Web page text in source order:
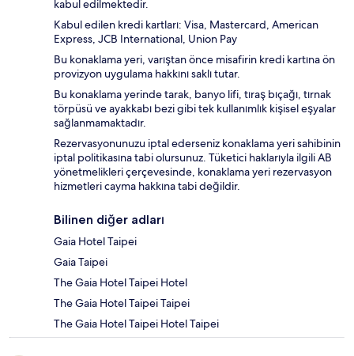
kabul edilmektedir.
Kabul edilen kredi kartları: Visa, Mastercard, American
Express, JCB International, Union Pay
Bu konaklama yeri, varıştan önce misafirin kredi kartına ön
provizyon uygulama hakkını saklı tutar.
Bu konaklama yerinde tarak, banyo lifi, tıraş bıçağı, tırnak
törpüsü ve ayakkabı bezi gibi tek kullanımlık kişisel eşyalar
sağlanmamaktadır.
Rezervasyonunuzu iptal ederseniz konaklama yeri sahibinin
iptal politikasına tabi olursunuz. Tüketici haklarıyla ilgili AB
yönetmelikleri çerçevesinde, konaklama yeri rezervasyon
hizmetleri cayma hakkına tabi değildir.
Bilinen diğer adları
Gaia Hotel Taipei
Gaia Taipei
The Gaia Hotel Taipei Hotel
The Gaia Hotel Taipei Taipei
The Gaia Hotel Taipei Hotel Taipei